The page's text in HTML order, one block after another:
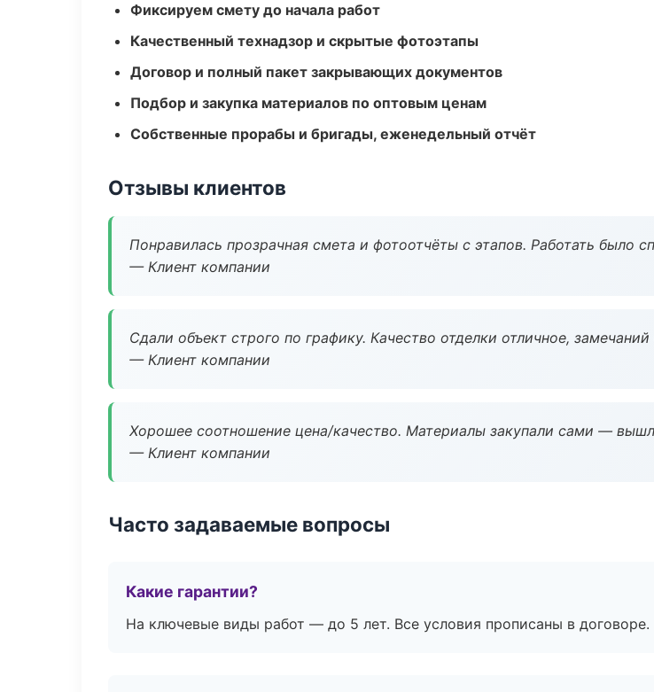
Фиксируем смету до начала работ
Качественный технадзор и скрытые фотоэтапы
Договор и полный пакет закрывающих документов
Подбор и закупка материалов по оптовым ценам
Собственные прорабы и бригады, еженедельный отчёт
Отзывы клиентов
Понравилась прозрачная смета и фотоотчёты с этапов. Работать было
— Клиент компании
Сдали объект строго по графику. Качество отделки отличное,
— Клиент компании
Хорошее соотношение цена/качество. Материалы закупали сами —
— Клиент компании
Часто задаваемые вопросы
Какие гарантии?
На ключевые виды работ — до 5 лет. Все условия прописаны в договоре.